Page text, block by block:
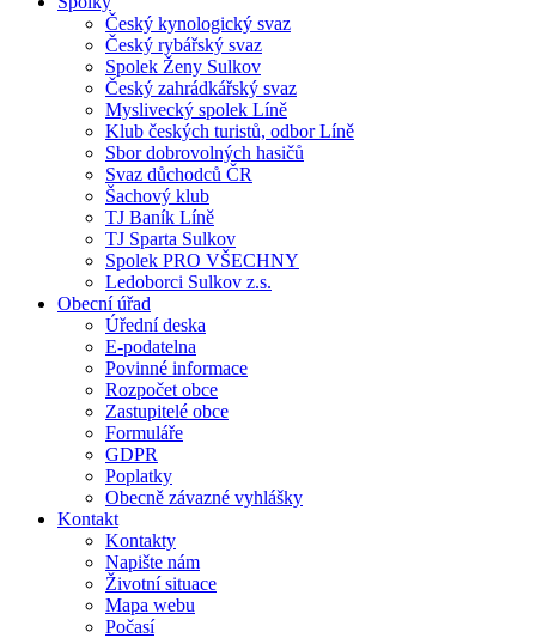
Český kynologický svaz
Český rybářský svaz
Spolek Ženy Sulkov
Český zahrádkářský svaz
Myslivecký spolek Líně
Klub českých turistů, odbor Líně
Sbor dobrovolných hasičů
Svaz důchodců ČR
Šachový klub
TJ Baník Líně
TJ Sparta Sulkov
Spolek PRO VŠECHNY
Ledoborci Sulkov z.s.
Obecní úřad
Úřední deska
E-podatelna
Povinné informace
Rozpočet obce
Zastupitelé obce
Formuláře
GDPR
Poplatky
Obecně závazné vyhlášky
Kontakt
Kontakty
Napište nám
Životní situace
Mapa webu
Počasí